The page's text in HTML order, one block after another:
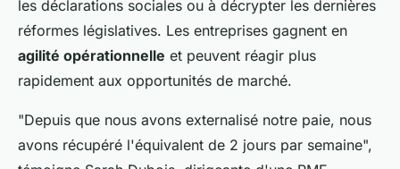
les déclarations sociales ou à décrypter les dernières
réformes législatives. Les entreprises gagnent en
agilité opérationnelle et peuvent réagir plus
rapidement aux opportunités de marché.
"Depuis que nous avons externalisé notre paie, nous
avons récupéré l'équivalent de 2 jours par semaine",